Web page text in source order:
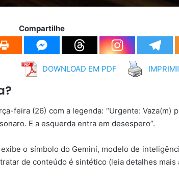
Compartilhe
DOWNLOAD EM PDF
feira (26) com a legenda: “Urgente: Vaza(m)
E a esquerda entra em desespero”.
o símbolo do Gemini, modelo de
de conteúdo é sintético (leia detalhes mais